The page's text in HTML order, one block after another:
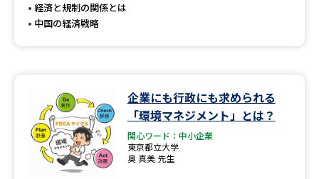
経済と規制の関係とは
中国の経済戦略
企業にも行政にも求められる
「環境マネジメント」とは？
関心ワード：中小企業
東京都立大学
奥 真美 先生